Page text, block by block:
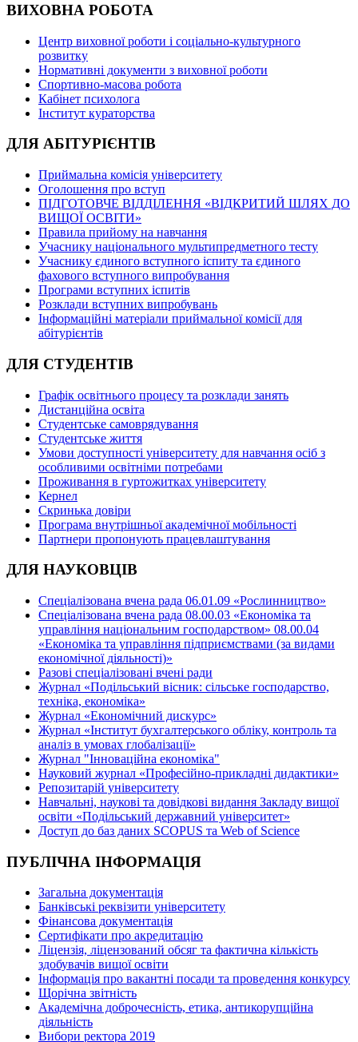
ВИХОВНА РОБОТА
Центр виховної роботи і соціально-культурного
розвитку
Нормативні документи з виховної роботи
Спортивно-масова робота
Кабінет психолога
Інститут кураторства
ДЛЯ АБІТУРІЄНТІВ
Приймальна комісія університету
Оголошення про вступ
ПІДГОТОВЧЕ ВІДДІЛЕННЯ «ВІДКРИТИЙ ШЛЯХ ДО
ВИЩОЇ ОСВІТИ»
Правила прийому на навчання
Учаснику національного мультипредметного тесту
Учаснику єдиного вступного іспиту та єдиного
фахового вступного випробування
Програми вступних іспитів
Розклади вступних випробувань
Інформаційні матеріали приймальної комісії для
абітурієнтів
ДЛЯ СТУДЕНТІВ
Графік освітнього процесу та розклади занять
Дистанційна освіта
Студентське самоврядування
Студентське життя
Умови доступності університету для навчання осіб з
особливими освітніми потребами
Проживання в гуртожитках університету
Кернел
Скринька довіри
Програма внутрішньої академічної мобільності
Партнери пропонують працевлаштування
ДЛЯ НАУКОВЦІВ
Спеціалізована вчена рада 06.01.09 «Рослинництво»
Спеціалізована вчена рада 08.00.03 «Економіка та
управління національним господарством» 08.00.04
«Економіка та управління підприємствами (за видами
економічної діяльності)»
Разові спеціалізовані вчені ради
Журнал «Подільський вісник: сільське господарство,
техніка, економіка»
Журнал «Економічний дискурс»
Журнал «Інститут бухгалтерського обліку, контроль та
аналіз в умовах глобалізації»
Журнал "Інноваційна економіка"
Науковий журнал «Професійно-прикладні дидактики»
Репозитарій університету
Навчальні, наукові та довідкові видання Закладу вищої
освіти «Подільський державний університет»
Доступ до баз даних SCOPUS та Web of Science
ПУБЛІЧНА ІНФОРМАЦІЯ
Загальна документація
Банківські реквізити університету
Фінансова документація
Сертифікати про акредитацію
Ліцензія, ліцензований обсяг та фактична кількість
здобувачів вищої освіти
Інформація про вакантні посади та проведення конкурсу
Щорічна звітність
Академічна доброчесність, етика, антикорупційна
діяльність
Вибори ректора 2019